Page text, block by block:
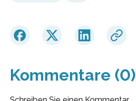
Kommentare (0)